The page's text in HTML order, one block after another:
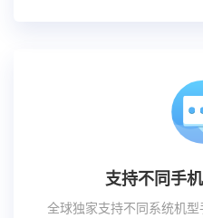
支持不同手
全球独家支持不同系统机